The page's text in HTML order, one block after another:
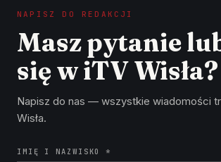
NAPISZ DO REDAKCJI
Masz pytanie
się w iTV Wisła?
Napisz do nas — wszystkie wiadomości
Wisła.
IMIĘ I NAZWISKO *